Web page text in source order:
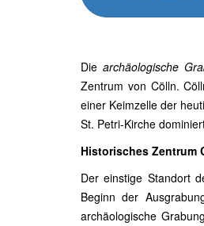
Die archäologische
Zentrum von Cölln.
einer Keimzelle der
St. Petri-Kirche
Historisches Zentrum
Der einstige Standort
Beginn der
archäologische